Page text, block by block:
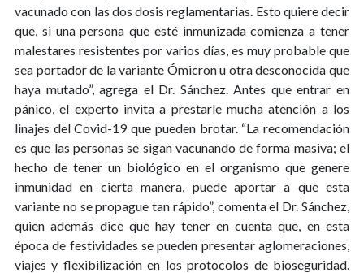
vacunado con las dos dosis reglamentarias. Esto quiere decir
que, si una persona que esté inmunizada comienza a tener
malestares resistentes por varios días, es muy probable que
sea portador de la variante Ómicron u otra desconocida que
haya mutado”, agrega el Dr. Sánchez. Antes que entrar en
pánico, el experto invita a prestarle mucha atención a los
linajes del Covid-19 que pueden brotar. “La recomendación
es que las personas se sigan vacunando de forma masiva; el
hecho de tener un biológico en el organismo que genere
inmunidad en cierta manera, puede aportar a que esta
variante no se propague tan rápido”, comenta el Dr. Sánchez,
quien además dice que hay tener en cuenta que, en esta
época de festividades se pueden presentar aglomeraciones,
viajes y flexibilización en los protocolos de bioseguridad.